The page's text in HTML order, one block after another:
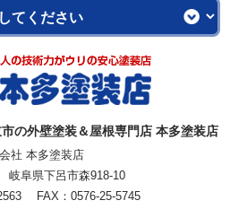
の外壁塗装＆屋根専門店 本多塗装店
社 本多塗装店
阜県下呂市森918-10
FAX：0576-25-5745